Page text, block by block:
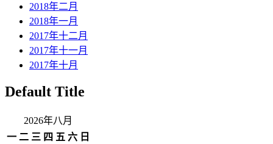
2018年二月
2018年一月
2017年十二月
2017年十一月
2017年十月
Default Title
2026年八月
一 二 三 四 五 六 日